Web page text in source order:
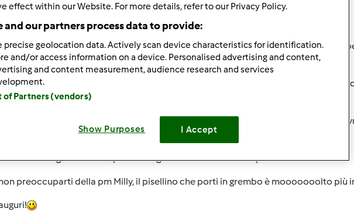
wrote:
ciao ragazze è un po' che nn mi faccio viva...scusate ma sono presa da mille altri
quasi alla fine la mia pm nello sportello
poverina!!! ma i primi di gennaio dopo le feste la mia attenzione si è spostata alla
totalmente dell pm che cresceva nello sportello....aimè!!
e già aspetto un bebè!!! adesso sono al 4° mese e procede bene...pazienza quando
riproverò o magari troverò qualcuno che me ne cederà un pezzetto già matura!!!!
bacio e un grazie a tutte per i consigli che mi avete dato...a presto!!!
preoccuparti della pm Milly, il pisellino che porti in grembo è mooooooolto più
effect within our Website. For more details, refer to our Privacy Policy.
and our partners process data to provide:
precise geolocation data. Actively scan device characteristics for identification.
and/or access information on a device. Personalised advertising and content,
and content measurement, audience research and services
of Partners (vendors)
Show Purposes I Accept